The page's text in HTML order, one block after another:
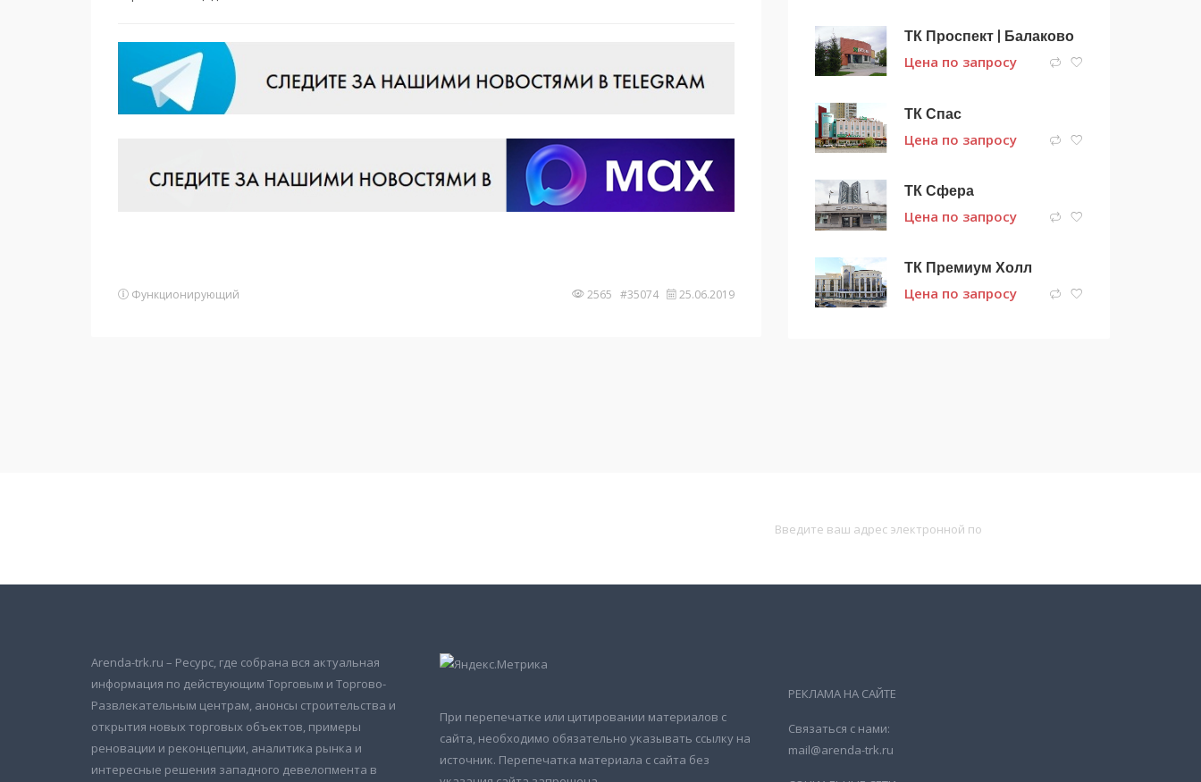
Функционирующий 2565 #35074 25.06.2019
ТК Проспект | Балаково
Цена по запросу
ТК Спас
Цена по запросу
ТК Сфера
Цена по запросу
ТК Премиум Холл
Цена по запросу
Arenda-trk.ru – Ресурс, где собрана вся актуальная
информация по действующим Торговым и Торгово-
Развлекательным центрам, анонсы строительства и
открытия новых торговых объектов, примеры
реновации и реконцепции, аналитика рынка и
интересные решения западного девелопмента в
При перепечатке или цитировании материалов с
сайта, необходимо обязательно указывать ссылку на
источник. Перепечатка материала с сайта без
РЕКЛАМА НА САЙТЕ
Связаться с нами:
mail@arenda-trk.ru